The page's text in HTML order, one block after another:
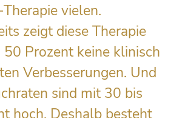
vielen.
zeigt diese Therapie
50 Prozent keine klinisch
Verbesserungen. Und
sind mit 30 bis
hoch. Deshalb besteht